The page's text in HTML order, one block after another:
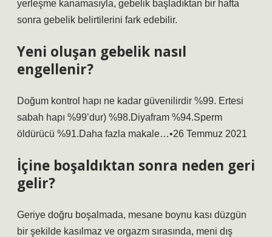
yerleşme kanamasıyla, gebelik başladıktan bir hafta
sonra gebelik belirtilerini fark edebilir.
Yeni oluşan gebelik nasıl
engellenir?
Doğum kontrol hapı ne kadar güvenilirdir %99. Ertesi
sabah hapı %99’dur) %98.Diyafram %94.Sperm
öldürücü %91.Daha fazla makale…•26 Temmuz 2021
İçine boşaldıktan sonra neden geri
gelir?
Geriye doğru boşalmada, mesane boynu kası düzgün
bir şekilde kasılmaz ve orgazm sırasında, meni dış